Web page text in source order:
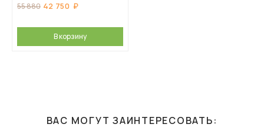
55 880 42 750
В корзину
ВАС МОГУТ ЗАИНТЕРЕСОВАТЬ: